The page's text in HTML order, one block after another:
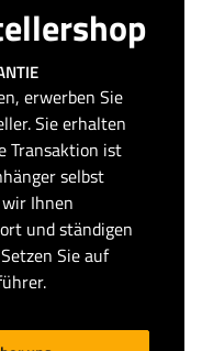
erwerben Sie
Sie erhalten
Transaktion ist
selbst
Ihnen
und ständigen
Sie auf